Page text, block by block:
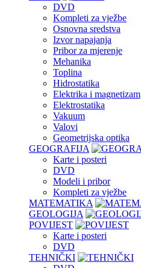
DVD
Kompleti za vježbe
Osnovna sredstva
Izvor napajanja
Pribor za mjerenje
Mehanika
Toplina
Hidrostatika
Elektrika i magnetizam
Elektrostatika
Vakuum
Valovi
Geometrijska optika
GEOGRAFIJA
Karte i posteri
DVD
Modeli i pribor
Kompleti za vježbe
MATEMATIKA
GEOLOGIJA
POVIJEST
Karte i posteri
DVD
TEHNIČKI